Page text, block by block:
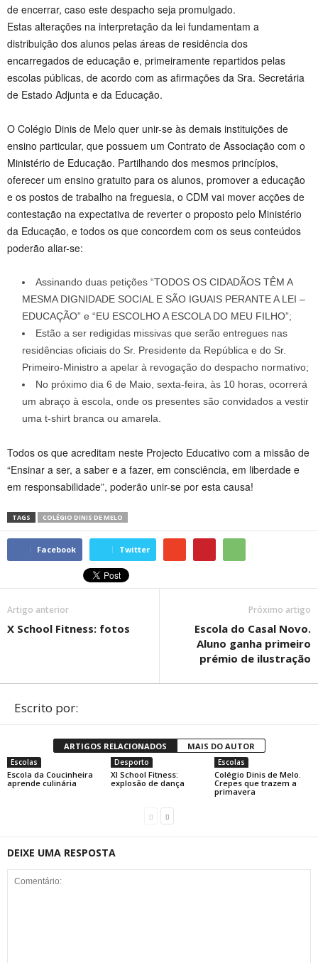
de encerrar, caso este despacho seja promulgado.
Estas alterações na interpretação da lei fundamentam a
distribuição dos alunos pelas áreas de residência dos
encarregados de educação e, primeiramente repartidos pelas
escolas públicas, de acordo com as afirmações da Sra. Secretária
de Estado Adjunta e da Educação.
O Colégio Dinis de Melo quer unir-se às demais instituições de
ensino particular, que possuem um Contrato de Associação com o
Ministério de Educação. Partilhando dos mesmos princípios,
oferecer um ensino gratuito para os alunos, promover a educação
e os postos de trabalho na freguesia, o CDM vai mover acções de
contestação na expectativa de reverter o proposto pelo Ministério
da Educação, e todos os que concordem com os seus conteúdos
poderão aliar-se:
Assinando duas petições “TODOS OS CIDADÃOS TÊM A
MESMA DIGNIDADE SOCIAL E SÃO IGUAIS PERANTE A LEI –
EDUCAÇÃO” e “EU ESCOLHO A ESCOLA DO MEU FILHO”;
Estão a ser redigidas missivas que serão entregues nas
residências oficiais do Sr. Presidente da República e do Sr.
Primeiro-Ministro a apelar à revogação do despacho normativo;
No próximo dia 6 de Maio, sexta-feira, às 10 horas, ocorrerá
um abraço à escola, onde os presentes são convidados a vestir
uma t-shirt branca ou amarela.
Todos os que acreditam neste Projecto Educativo com a missão de
“Ensinar a ser, a saber e a fazer, em consciência, em liberdade e
em responsabilidade”, poderão unir-se por esta causa!
TAGS COLÉGIO DINIS DE MELO
Facebook Twitter
Artigo anterior
X School Fitness: fotos
Próximo artigo
Escola do Casal Novo.
Aluno ganha primeiro
prémio de ilustração
Escrito por:
ARTIGOS RELACIONADOS MAIS DO AUTOR
Escolas
Escola da Coucinheira
aprende culinária
Desporto
XI School Fitness:
explosão de dança
Escolas
Colégio Dinis de Melo.
Crepes que trazem a
primavera
DEIXE UMA RESPOSTA